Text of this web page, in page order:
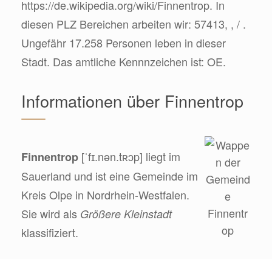
https://de.wikipedia.org/wiki/Finnentrop. In
diesen PLZ Bereichen arbeiten wir: 57413, , / .
Ungefähr 17.258 Personen leben in dieser
Stadt. Das amtliche Kennnzeichen ist: OE.
Informationen über Finnentrop
Finnentrop [ˈfɪ.nən.tʀɔp] liegt im
Sauerland und ist eine Gemeinde im
Kreis Olpe in Nordrhein-Westfalen.
Sie wird als Größere Kleinstadt
klassifiziert.